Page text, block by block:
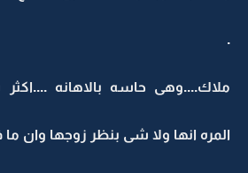
.
ملاك....وهى حاسه بالاهانه
المره انها ولا شى بنظر زوجها وان